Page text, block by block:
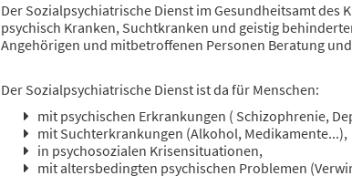
Der Sozialpsychiatrische Dienst im Gesundheitsamt des
psychisch Kranken, Suchtkranken und geistig
Angehörigen und mitbetroffenen Personen Beratung
Der Sozialpsychiatrische Dienst ist da für Menschen:
mit psychischen Erkrankungen ( Schizophrenie,
mit Suchterkrankungen (Alkohol, Medikamente...),
in psychosozialen Krisensituationen,
mit altersbedingten psychischen Problemen